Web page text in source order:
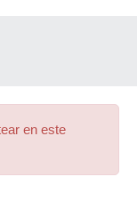
en este